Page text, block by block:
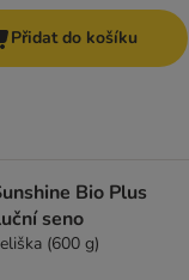
Přidat do košíku
Bio Plus
seno
(600 g)